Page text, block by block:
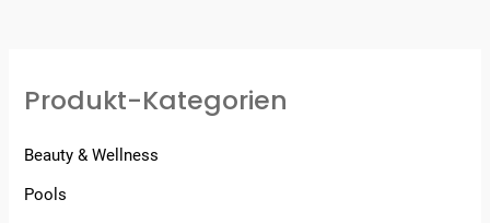
Produkt-Kategorien
Beauty & Wellness
Pools